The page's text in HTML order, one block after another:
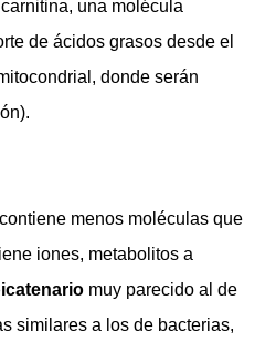
una molécula
de ácidos grasos desde el
donde serán
menos moléculas que
iones, metabolitos a
muy parecido al de
similares a los de bacterias,